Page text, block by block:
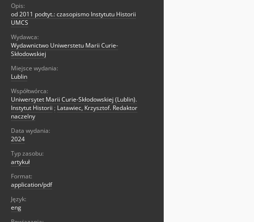
Opis:
od 2011 podtyt.: czasopismo Instytutu Historii
UMCS
Wydawca:
Wydawnictwo Uniwerstetu Marii Curie-
Skłodowskiej
Miejsce wydania:
Lublin
Współtwórca:
Uniwersytet Marii Curie-Skłodowskiej (Lublin).
Instytut Historii ; Latawiec, Krzysztof. Redaktor
naczelny
Data wydania:
2024
Typ zasobu:
artykuł
Format:
application/pdf
Język:
eng